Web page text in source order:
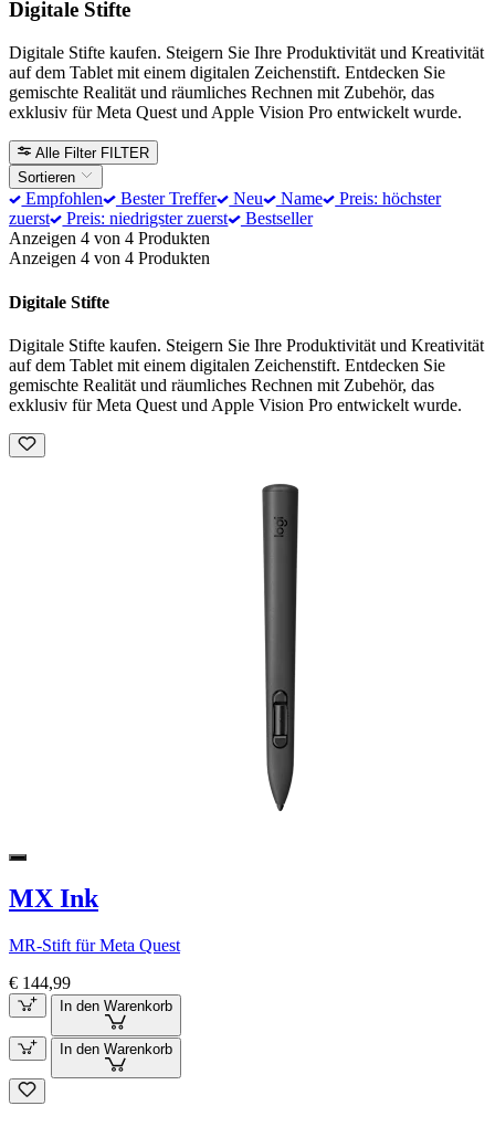
Digitale Stifte
Digitale Stifte kaufen. Steigern Sie Ihre Produktivität und Kreativität
auf dem Tablet mit einem digitalen Zeichenstift. Entdecken Sie
gemischte Realität und räumliches Rechnen mit Zubehör, das
exklusiv für Meta Quest und Apple Vision Pro entwickelt wurde.
Alle Filter FILTER
Sortieren
Empfohlen Bester Treffer Neu Name
Preis: höchster
zuerst
Preis: niedrigster zuerst
Bestseller
Anzeigen 4 von 4 Produkten
Anzeigen 4 von 4 Produkten
Digitale Stifte
Digitale Stifte kaufen. Steigern Sie Ihre Produktivität und Kreativität
auf dem Tablet mit einem digitalen Zeichenstift. Entdecken Sie
gemischte Realität und räumliches Rechnen mit Zubehör, das
exklusiv für Meta Quest und Apple Vision Pro entwickelt wurde.
MX Ink
MR-Stift für Meta Quest
€ 144,99
In den Warenkorb
In den Warenkorb